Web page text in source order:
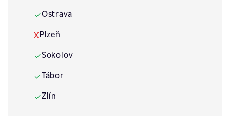
✓Ostrava
XPlzeň
✓Sokolov
✓Tábor
✓Zlín